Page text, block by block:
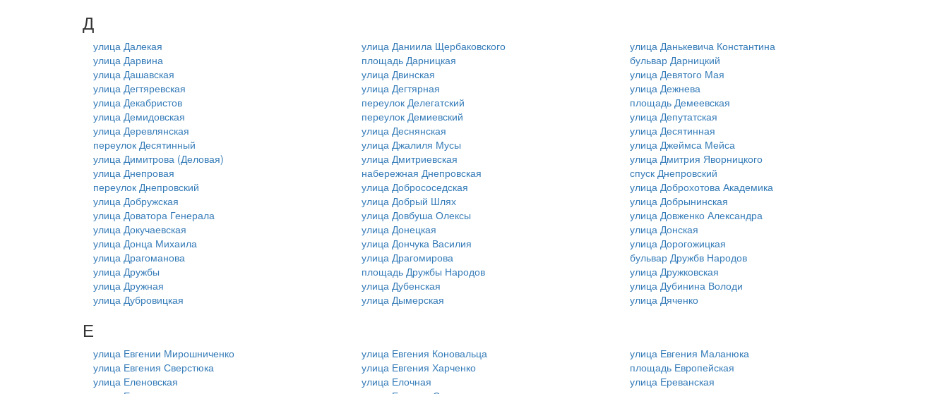
Д
улица Далекая улица Даниила Щербаковского
улица Данькевича Константина
улица Дарвина
площадь Дарницкая
бульвар Дарницкий
улица Дашавская
улица Двинская
улица Девятого Мая
улица Дегтяревская
улица Дегтярная
улица Дежнева
улица Декабристов
переулок Делегатский
площадь Демеевская
улица Демидовская
переулок Демиевский
улица Депутатская
улица Деревлянская
улица Деснянская
улица Десятинная
переулок Десятинный
улица Джалиля Мусы
улица Джеймса Мейса
улица Димитрова (Деловая)
улица Дмитриевская
улица Дмитрия Яворницкого
улица Днепровая
набережная Днепровская
спуск Днепровский
переулок Днепровский
улица Добрососедская
улица Доброхотова Академика
улица Добружская
улица Добрый Шлях
улица Добрынинская
улица Доватора Генерала
улица Довбуша Олексы
улица Довженко Александра
улица Докучаевская
улица Донецкая
улица Донская
улица Донца Михаила
улица Дончука Василия
улица Дорогожицкая
улица Драгоманова
улица Драгомирова
бульвар Дружбв Народов
улица Дружбы
площадь Дружбы Народов
улица Дружковская
улица Дружная
улица Дубенская
улица Дубинина Володи
улица Дубровицкая
улица Дымерская улица Дяченко
Е
улица Евгении Мирошниченко улица Евгения Коновальца
улица Евгения Маланюка
улица Евгения Сверстюка
улица Евгения Харченко
площадь Европейская
улица Еленовская
улица Елочная
улица Ереванская